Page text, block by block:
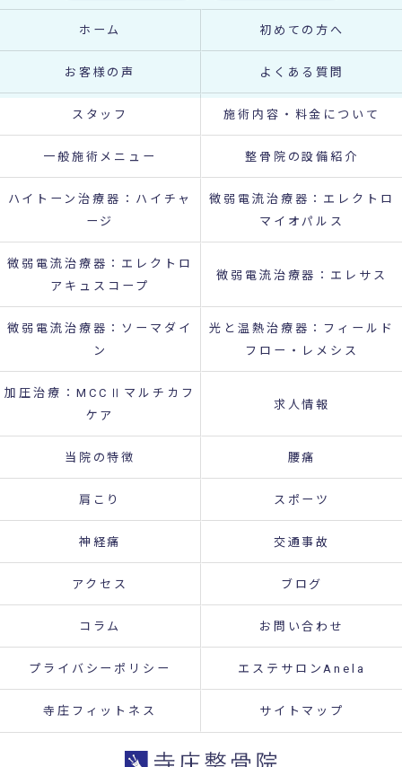
ホーム 初めての方へ
お客様の声 よくある質問
スタッフ 施術内容・料金について
一般施術メニュー 整骨院の設備紹介
ハイトーン治療器：ハイチャ
ージ
微弱電流治療器：エレクトロ
マイオパルス
微弱電流治療器：エレクトロ
アキュスコープ
微弱電流治療器：エレサス
微弱電流治療器：ソーマダイ
ン
光と温熱治療器：フィールド
フロー・レメシス
加圧治療：MCCⅡマルチカフ
ケア
求人情報
当院の特徴 腰痛
肩こり スポーツ
神経痛 交通事故
アクセス ブログ
コラム お問い合わせ
プライバシーポリシー エステサロンAnela
寺庄フィットネス サイトマップ